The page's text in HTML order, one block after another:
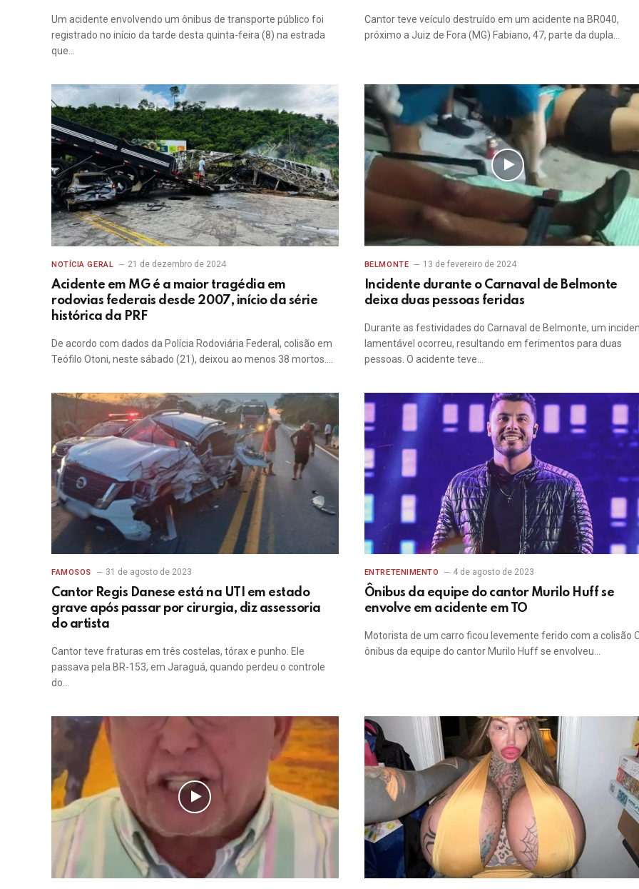
Um acidente envolvendo um ônibus de transporte público foi
registrado no início da tarde desta quinta-feira (8) na estrada
que…
Cantor teve veículo destruído em um acidente na BR040,
próximo a Juiz de Fora (MG) Fabiano, 47, parte da dupla…
NOTÍCIA GERAL 21 de dezembro de 2024
Acidente em MG é a maior tragédia em
rodovias federais desde 2007, início da série
histórica da PRF
De acordo com dados da Polícia Rodoviária Federal, colisão em
Teófilo Otoni, neste sábado (21), deixou ao menos 38 mortos.…
BELMONTE 13 de fevereiro de 2024
Incidente durante o Carnaval de Belmonte
deixa duas pessoas feridas
Durante as festividades do Carnaval de Belmonte, um
lamentável ocorreu, resultando em ferimentos para duas
pessoas. O acidente teve…
FAMOSOS 31 de agosto de 2023
Cantor Regis Danese está na UTI em estado
grave após passar por cirurgia, diz assessoria
do artista
Cantor teve fraturas em três costelas, tórax e punho. Ele
passava pela BR-153, em Jaraguá, quando perdeu o controle
do…
ENTRETENIMENTO 4 de agosto de 2023
Ônibus da equipe do cantor Murilo Huff se
envolve em acidente em TO
Motorista de um carro ficou levemente ferido com a colisão
ônibus da equipe do cantor Murilo Huff se envolveu…